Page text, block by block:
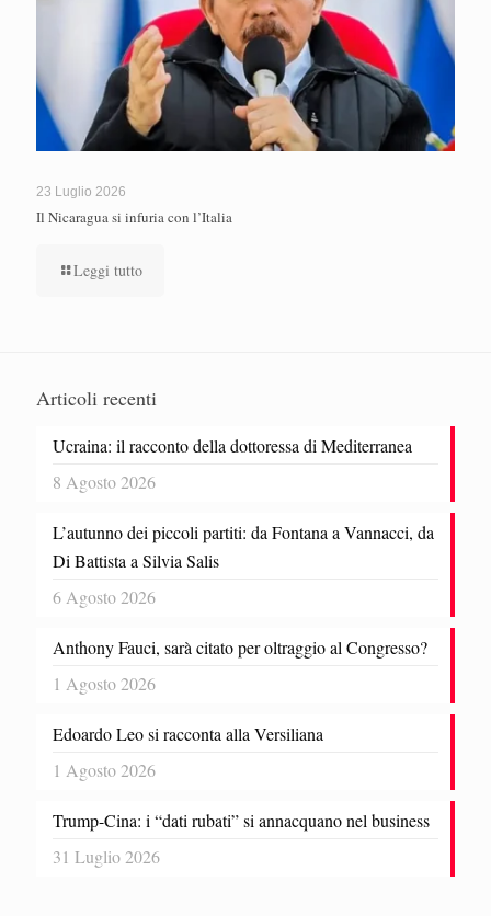
23 Luglio 2026
Il Nicaragua si infuria con l’Italia
Leggi tutto
Articoli recenti
Ucraina: il racconto della dottoressa di Mediterranea
8 Agosto 2026
L’autunno dei piccoli partiti: da Fontana a Vannacci, da
Di Battista a Silvia Salis
6 Agosto 2026
Anthony Fauci, sarà citato per oltraggio al Congresso?
1 Agosto 2026
Edoardo Leo si racconta alla Versiliana
1 Agosto 2026
Trump-Cina: i “dati rubati” si annacquano nel business
31 Luglio 2026